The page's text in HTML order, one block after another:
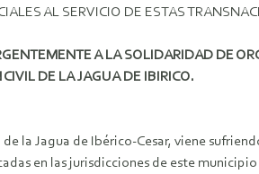
AL SERVICIO DE ESTAS
A LA SOLIDARIDAD DE
DE LA JAGUA DE IBIRICO.
la Jagua de Ibérico-Cesar, viene
en las jurisdicciones de este